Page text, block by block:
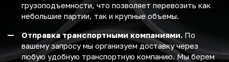
грузоподъемности, что позволяет перевозить как
небольшие партии, так и крупные объемы.
Отправка транспортными компаниями. По
вашему запросу мы организуем доставку через
любую удобную транспортную компанию. Мы берем